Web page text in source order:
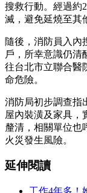
搜救行動。經過約
滅，避免延燒至其
隨後，消防員入內
戶，所幸意識仍清
往台北市立聯合醫
命危險。
消防局初步調查指
屋內裝潢及家具，
釐清，相關單位也
火災發生風險。
延伸閱讀
工作4年多